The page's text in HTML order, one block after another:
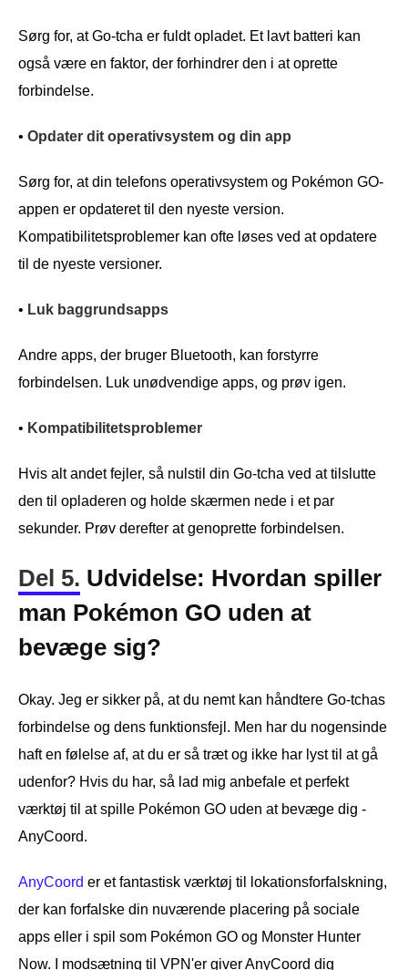
Sørg for, at Go-tcha er fuldt opladet. Et lavt batteri kan
også være en faktor, der forhindrer den i at oprette
forbindelse.
• Opdater dit operativsystem og din app
Sørg for, at din telefons operativsystem og Pokémon GO-
appen er opdateret til den nyeste version.
Kompatibilitetsproblemer kan ofte løses ved at opdatere
til de nyeste versioner.
• Luk baggrundsapps
Andre apps, der bruger Bluetooth, kan forstyrre
forbindelsen. Luk unødvendige apps, og prøv igen.
• Kompatibilitetsproblemer
Hvis alt andet fejler, så nulstil din Go-tcha ved at tilslutte
den til opladeren og holde skærmen nede i et par
sekunder. Prøv derefter at genoprette forbindelsen.
Del 5. Udvidelse: Hvordan spiller
man Pokémon GO uden at
bevæge sig?
Okay. Jeg er sikker på, at du nemt kan håndtere Go-tchas
forbindelse og dens funktionsfejl. Men har du nogensinde
haft en følelse af, at du er så træt og ikke har lyst til at gå
udenfor? Hvis du har, så lad mig anbefale et perfekt
værktøj til at spille Pokémon GO uden at bevæge dig -
AnyCoord.
AnyCoord er et fantastisk værktøj til lokationsforfalskning,
der kan forfalske din nuværende placering på sociale
apps eller i spil som Pokémon GO og Monster Hunter
Now. I modsætning til VPN'er giver AnyCoord dig